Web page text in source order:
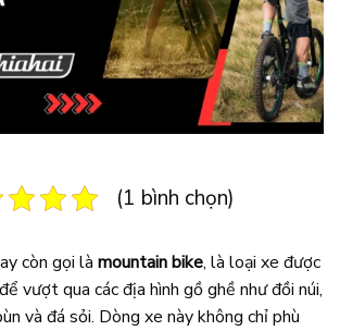
(1 bình chọn)
còn gọi là mountain bike, là loại xe được
vượt qua các địa hình gồ ghề như đồi núi,
và đá sỏi. Dòng xe này không chỉ phù